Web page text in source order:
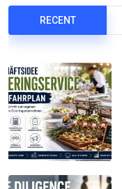
RECENT